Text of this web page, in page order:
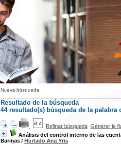
Nueva búsqueda
Resultado de la búsqueda
44 resultado(s) búsqueda de la palabra
Refinar búsqueda Générer le
Análisis del control interno de las
Barinas / Hurtado Ana Yris